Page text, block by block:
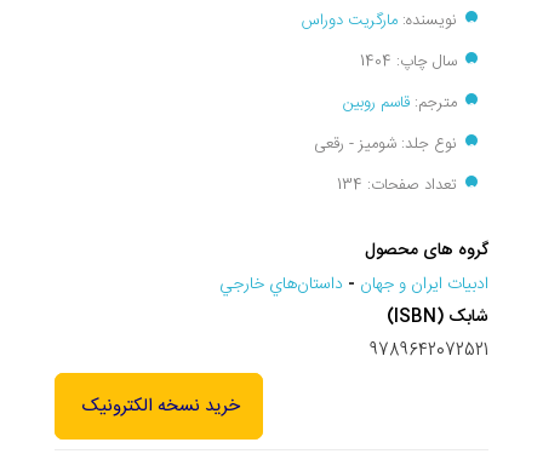
نویسنده: مارگریت دوراس
سال چاپ: 1404
مترجم: قاسم روبین
نوع جلد: شومیز - رقعی
تعداد صفحات: 134
گروه های محصول
ادبيات ايران و جهان - داستان‌هاي خارجي
شابک (ISBN)
9789642072521
خرید نسخه الکترونیک